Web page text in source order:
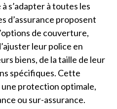
s’adapter à toutes les
d’assurance proposent
de couverture,
leur police en
biens, de la taille de leur
spécifiques. Cette
protection optimale,
ou sur-assurance.